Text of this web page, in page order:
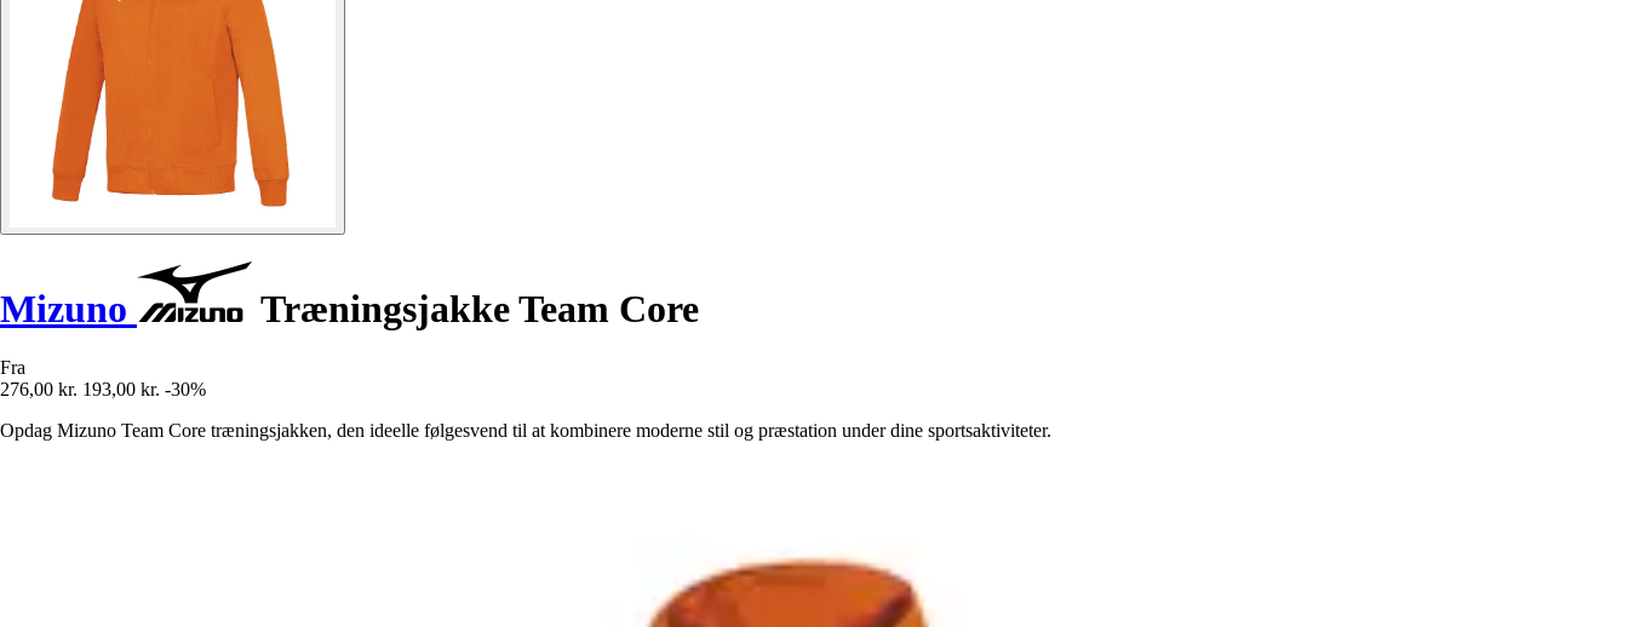
Mizuno Træningsjakke Team Core
Fra
276,00 kr. 193,00 kr. -30%
Opdag Mizuno Team Core træningsjakken, den ideelle følgesvend til at kombinere moderne stil og præstation under dine sportsaktiviteter.